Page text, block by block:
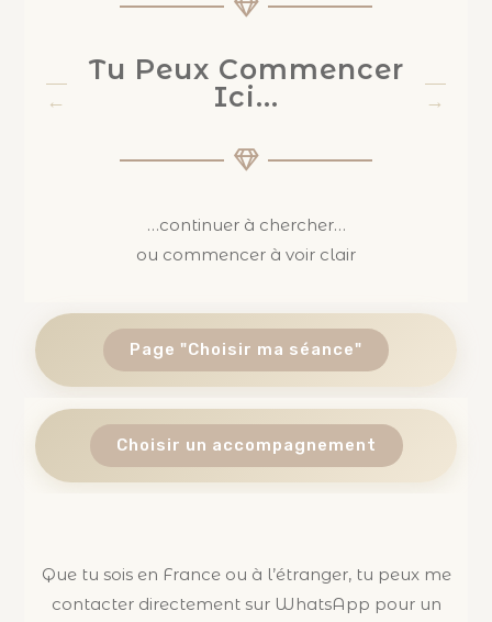
Tu Peux Commencer
Ici...
…continuer à chercher…
ou commencer à voir clair
Page "Choisir ma séance"
Choisir un accompagnement
Que tu sois en France ou à l’étranger, tu peux me
contacter directement sur WhatsApp pour un